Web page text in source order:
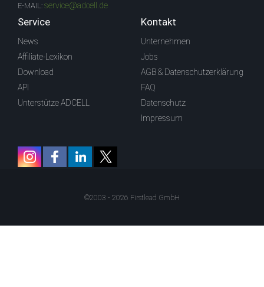
E-MAIL: service@adcell.de
Service
News
Affiliate-Lexikon
Download
API
Unterstütze ADCELL
Kontakt
Unternehmen
Jobs
AGB & Datenschutzerklärung
FAQ
Datenschutz
Impressum
©2003 - 2026 Firstlead GmbH